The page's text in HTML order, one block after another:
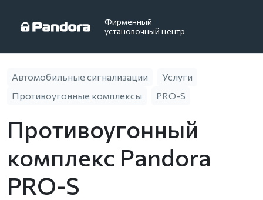
Фирменный
установочный центр
Автомобильные сигнализации
Услуги
Противоугонные комплексы
PRO-S
Противоугонный
комплекс Pandora
PRO-S